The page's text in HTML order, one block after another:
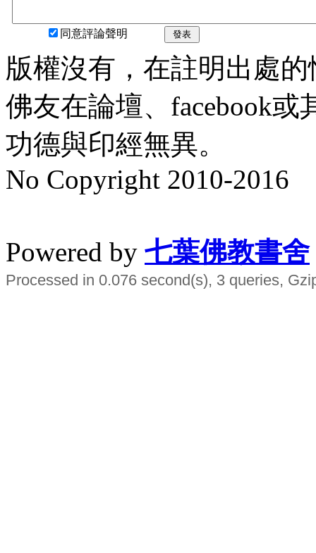
同意評論聲明 發表
版權沒有，在註明出處
佛友在論壇、facebook
功德與印經無異。
No Copyright 2010-2016
Powered by 七葉佛教書舍
Processed in 0.076 second(s), 3 queries,